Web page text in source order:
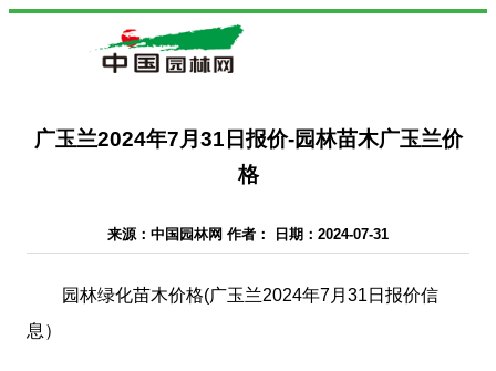
广玉兰2024年7月31日报价-园林苗木广玉兰价
格
来源：中国园林网 作者： 日期：2024-07-31
园林绿化苗木价格(广玉兰2024年7月31日报价信
息）